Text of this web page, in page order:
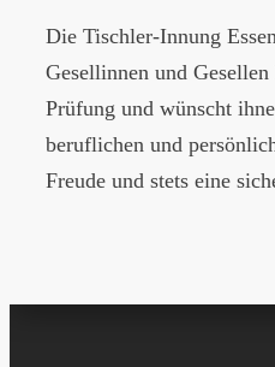
Die Tischler-Innung
Gesellinnen und
Prüfung und wünscht
beruflichen und
Freude und stets eine